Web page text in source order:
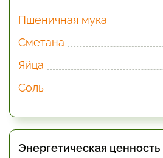
Пшеничная мука
Сметана
Яйца
Соль
Энергетическая ценность